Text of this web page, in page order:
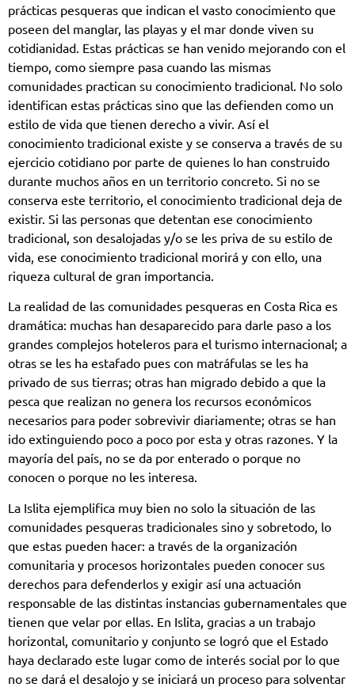
prácticas pesqueras que indican el vasto conocimiento que
poseen del manglar, las playas y el mar donde viven su
cotidianidad. Estas prácticas se han venido mejorando con el
tiempo, como siempre pasa cuando las mismas
comunidades practican su conocimiento tradicional. No solo
identifican estas prácticas sino que las defienden como un
estilo de vida que tienen derecho a vivir. Así el
conocimiento tradicional existe y se conserva a través de su
ejercicio cotidiano por parte de quienes lo han construido
durante muchos años en un territorio concreto. Si no se
conserva este territorio, el conocimiento tradicional deja de
existir. Si las personas que detentan ese conocimiento
tradicional, son desalojadas y/o se les priva de su estilo de
vida, ese conocimiento tradicional morirá y con ello, una
riqueza cultural de gran importancia.
La realidad de las comunidades pesqueras en Costa Rica es
dramática: muchas han desaparecido para darle paso a los
grandes complejos hoteleros para el turismo internacional; a
otras se les ha estafado pues con matráfulas se les ha
privado de sus tierras; otras han migrado debido a que la
pesca que realizan no genera los recursos económicos
necesarios para poder sobrevivir diariamente; otras se han
ido extinguiendo poco a poco por esta y otras razones. Y la
mayoría del país, no se da por enterado o porque no
conocen o porque no les interesa.
La Islita ejemplifica muy bien no solo la situación de las
comunidades pesqueras tradicionales sino y sobretodo, lo
que estas pueden hacer: a través de la organización
comunitaria y procesos horizontales pueden conocer sus
derechos para defenderlos y exigir así una actuación
responsable de las distintas instancias gubernamentales que
tienen que velar por ellas. En Islita, gracias a un trabajo
horizontal, comunitario y conjunto se logró que el Estado
haya declarado este lugar como de interés social por lo que
no se dará el desalojo y se iniciará un proceso para solventar